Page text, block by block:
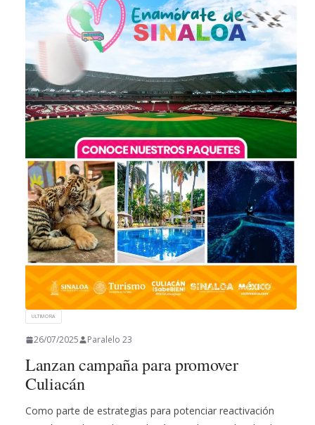
ULTIMORA
26/07/2025 Paralelo 23
Lanzan campaña para promover
Culiacán
Como parte de estrategias para potenciar reactivación